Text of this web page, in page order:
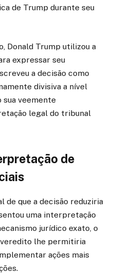
de Trump durante seu
Donald Trump utilizou a
expressar seu
a decisão como
divisiva a nível
sua veemente
legal do tribunal
de
de que a decisão reduziria
uma interpretação
jurídico exato, o
lhe permitiria
ações mais